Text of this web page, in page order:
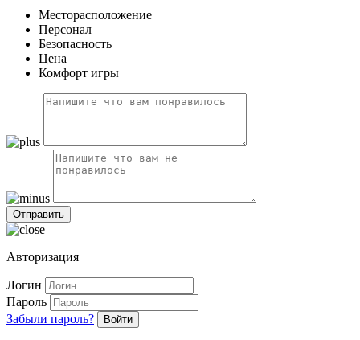
Месторасположение
Персонал
Безопасность
Цена
Комфорт игры
Авторизация
Логин
Пароль
Забыли пароль?
Войти